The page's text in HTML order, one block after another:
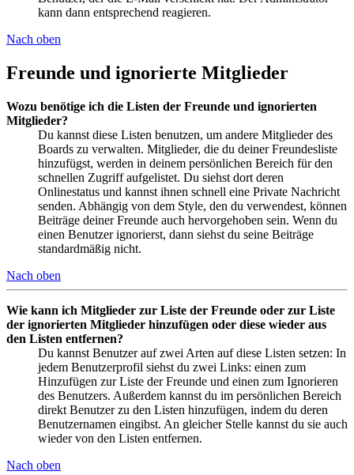
kann dann entsprechend reagieren.
Nach oben
Freunde und ignorierte Mitglieder
Wozu benötige ich die Listen der Freunde und ignorierten
Mitglieder?
Du kannst diese Listen benutzen, um andere Mitglieder des
Boards zu verwalten. Mitglieder, die du deiner Freundesliste
hinzufügst, werden in deinem persönlichen Bereich für den
schnellen Zugriff aufgelistet. Du siehst dort deren
Onlinestatus und kannst ihnen schnell eine Private Nachricht
senden. Abhängig von dem Style, den du verwendest, können
Beiträge deiner Freunde auch hervorgehoben sein. Wenn du
einen Benutzer ignorierst, dann siehst du seine Beiträge
standardmäßig nicht.
Nach oben
Wie kann ich Mitglieder zur Liste der Freunde oder zur Liste
der ignorierten Mitglieder hinzufügen oder diese wieder aus
den Listen entfernen?
Du kannst Benutzer auf zwei Arten auf diese Listen setzen: In
jedem Benutzerprofil siehst du zwei Links: einen zum
Hinzufügen zur Liste der Freunde und einen zum Ignorieren
des Benutzers. Außerdem kannst du im persönlichen Bereich
direkt Benutzer zu den Listen hinzufügen, indem du deren
Benutzernamen eingibst. An gleicher Stelle kannst du sie auch
wieder von den Listen entfernen.
Nach oben